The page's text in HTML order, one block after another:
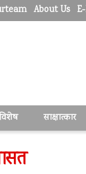
About Us
साक्षात्कार